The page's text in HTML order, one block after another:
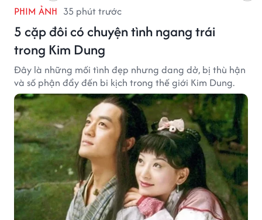
PHIM ẢNH 35 phút trước
5 cặp đôi có chuyện tình ngang trái
trong Kim Dung
Đây là những mối tình đẹp nhưng dang dở, bị thù hận
và số phận đẩy đến bi kịch trong thế giới Kim Dung.